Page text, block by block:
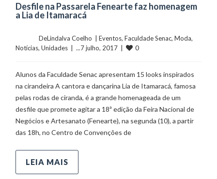
Desfile na Passarela Fenearte faz homenagem
a Lia de Itamaracá
	    	DeLindalva Coelho  |
Eventos, Faculdade Senac, Moda
Notícias, Unidades
  |  ...7 julho, 2017  |
0
Alunos da Faculdade Senac apresentam 15 looks inspirados
na cirandeira A cantora e dançarina Lia de Itamaracá, famosa
pelas rodas de ciranda, é a grande homenageada de um
desfile que promete agitar a 18ª edição da Feira Nacional de
Negócios e Artesanato (Fenearte), na segunda (10), a partir
das 18h, no Centro de Convenções de
LEIA MAIS